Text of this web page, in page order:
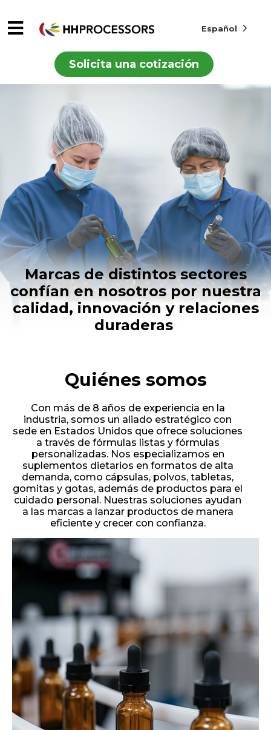
Español
Solicita una cotización
Marcas de distintos sectores
confían en nosotros por nuestra
calidad, innovación y relaciones
duraderas
Quiénes somos
Con más de 8 años de experiencia en la
industria, somos un aliado estratégico con
sede en Estados Unidos que ofrece soluciones
a través de fórmulas listas y fórmulas
personalizadas. Nos especializamos en
suplementos dietarios en formatos de alta
demanda, como cápsulas, polvos, tabletas,
gomitas y gotas, además de productos para el
cuidado personal. Nuestras soluciones ayudan
a las marcas a lanzar productos de manera
eficiente y crecer con confianza.